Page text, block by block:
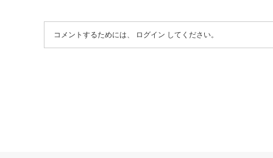
コメントするためには、 ログイン してください。